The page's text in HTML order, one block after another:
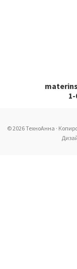
© 2026 ТехноАнна ·